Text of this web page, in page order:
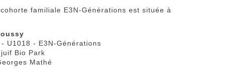
familiale E3N-Générations est située à
U1018 - E3N-Générations
Bio Park
Mathé